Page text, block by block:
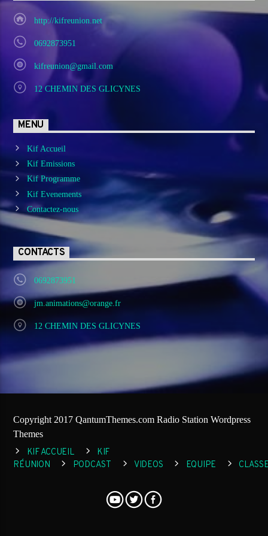
http://kifreunion.net
0692873951
kifreunion@gmail.com
12 CHEMIN DES GLICYNES
MENU
Kif Accueil
Kif Emissions
Kif Programme
Kif Evenements
Contactez-nous
CONTACTS
0692873951
jm.animations@orange.fr
12 CHEMIN DES GLICYNES
Copyright 2017 QantumThemes.com Radio Station Wordpress
Themes
KIF ACCUEIL
KIF
RÉUNION
PODCAST VIDEOS EQUIPE